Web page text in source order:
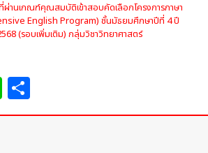
ผ่านเกณฑ์คุณสมบัติเข้าสอบคัดเลือกโครงการภาษา
English Program) ชั้นมัธยมศึกษาปีที่ 4 ปี
(รอบเพิ่มเติม) กลุ่มวิชาวิทยาศาสตร์
LineShare